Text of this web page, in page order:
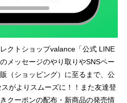
クトショップvalance「公式 LINE
メッセージのやり取りやSNSペー
（ショッピング）に至るまで、公
がよりスムーズに！！また友達登
クーポンの配布・新商品の発売情